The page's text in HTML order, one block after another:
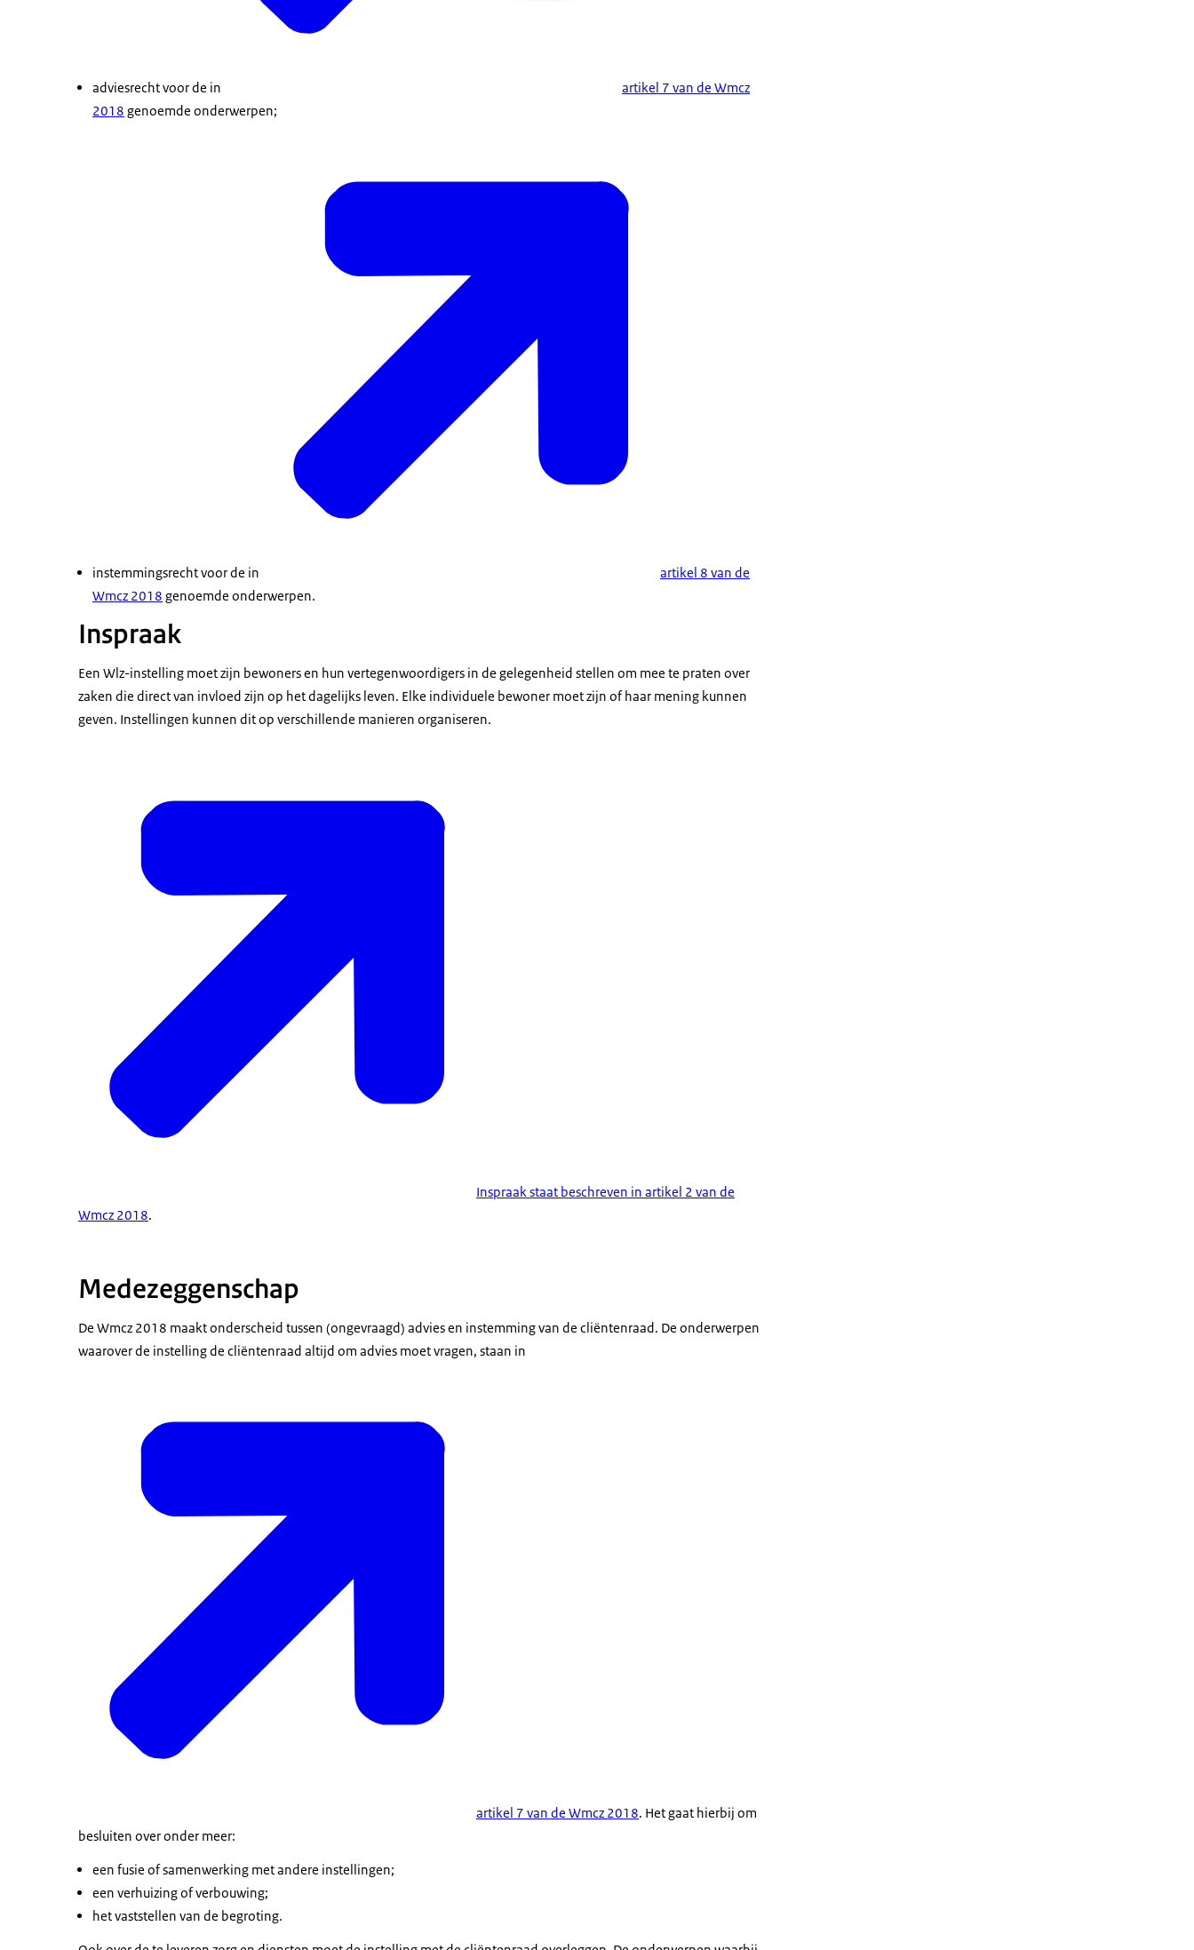
adviesrecht voor de in
artikel 7 van de Wmcz
2018 genoemde onderwerpen;
instemmingsrecht voor de in
artikel 8 van de
Wmcz 2018 genoemde onderwerpen.
Inspraak
Een Wlz-instelling moet zijn bewoners en hun vertegenwoordigers in de gelegenheid stellen om mee te praten over
zaken die direct van invloed zijn op het dagelijks leven. Elke individuele bewoner moet zijn of haar mening kunnen
geven. Instellingen kunnen dit op verschillende manieren organiseren.
Inspraak staat beschreven in artikel 2 van de
Wmcz 2018.
Medezeggenschap
De Wmcz 2018 maakt onderscheid tussen (ongevraagd) advies en instemming van de cliëntenraad. De onderwerpen
waarover de instelling de cliëntenraad altijd om advies moet vragen, staan in
artikel 7 van de Wmcz 2018. Het gaat hierbij om
besluiten over onder meer:
een fusie of samenwerking met andere instellingen;
een verhuizing of verbouwing;
het vaststellen van de begroting.